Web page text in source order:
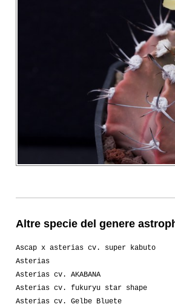
Altre specie del genere
Ascap x asterias cv. super kabuto
Asterias
Asterias cv. AKABANA
Asterias cv. fukuryu star shape
Asterias cv. Gelbe Bluete